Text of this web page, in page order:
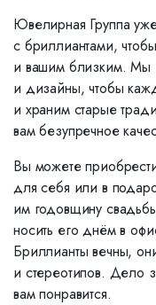
Ювелирная Группа
с бриллиантами,
и вашим близким. Мы
и дизайны, чтобы
и храним старые
вам безупречное
Вы можете
для себя или в
им годовщину
носить его днём в
Бриллианты вечны,
и стереотипов. Дело
вам понравится.